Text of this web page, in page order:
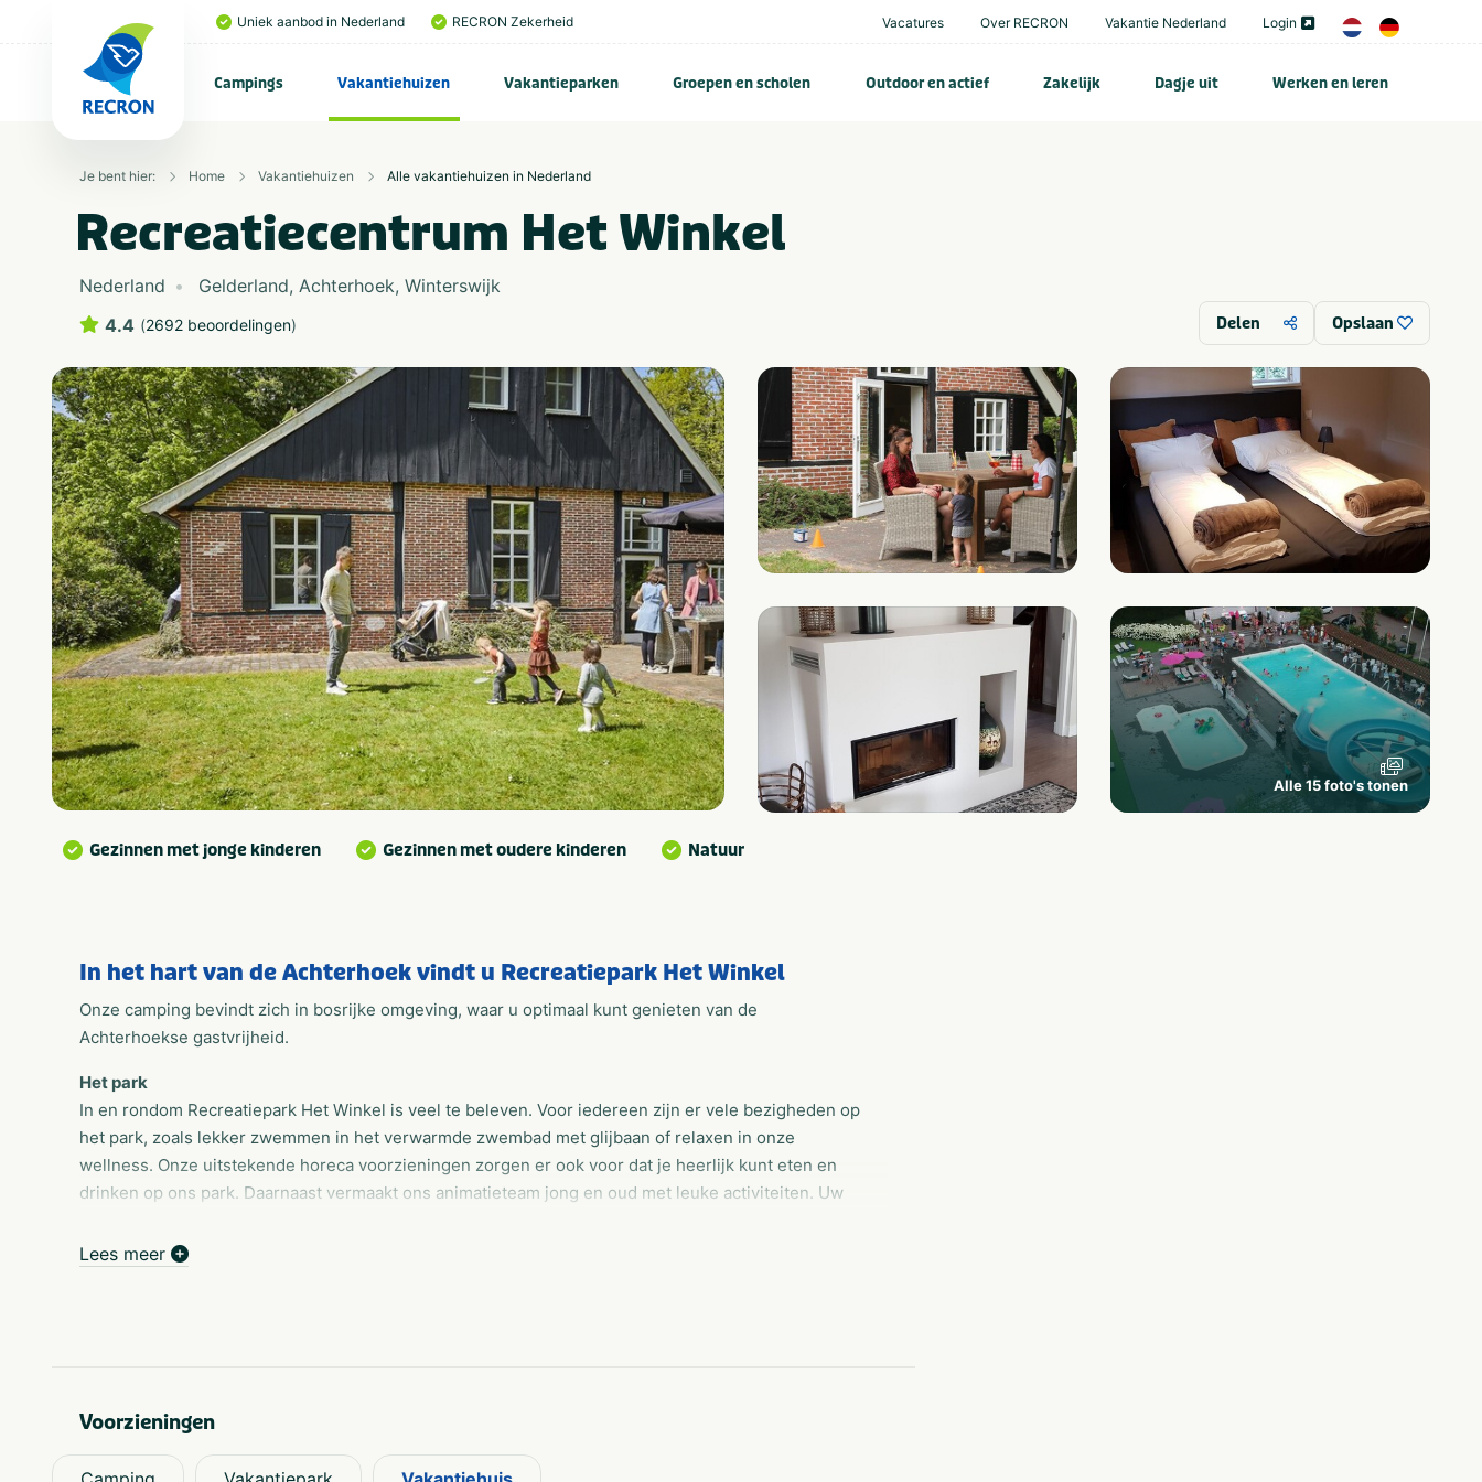
Uniek aanbod in Nederland RECRON Zekerheid Vacatures Over RECRON Vakantie Nederland Login
Campings Vakantiehuizen Vakantieparken Groepen en scholen Outdoor en actief Zakelijk Dagje uit Werken en leren
Je bent hier: Home Vakantiehuizen Alle vakantiehuizen in Nederland
Recreatiecentrum Het Winkel
Nederland Gelderland, Achterhoek, Winterswijk
4.4 (2692 beoordelingen) Delen Opslaan
Alle 15 foto's tonen
Gezinnen met jonge kinderen Gezinnen met oudere kinderen Natuur
In het hart van de Achterhoek vindt u Recreatiepark Het Winkel
Onze camping bevindt zich in bosrijke omgeving, waar u optimaal kunt genieten van de
Achterhoekse gastvrijheid.
Het park
In en rondom Recreatiepark Het Winkel is veel te beleven. Voor iedereen zijn er vele bezigheden op
het park, zoals lekker zwemmen in het verwarmde zwembad met glijbaan of relaxen in onze
wellness. Onze uitstekende horeca voorzieningen zorgen er ook voor dat je heerlijk kunt eten en
drinken op ons park. Daarnaast vermaakt ons animatieteam jong en oud met leuke activiteiten. Uw
Accomodaties
Lekker zwemmen met het hele gezin: het ultieme vakantiegevoel! Bij Het Winkel, viersterren
whirlpool, waterspuit en waterattributen. Durft u van de reusachtige waterglijbaan? In het
Lees meer
Voorzieningen